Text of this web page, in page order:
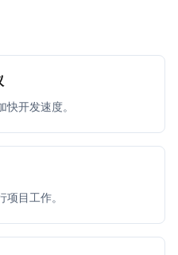
开发速度。
目工作。